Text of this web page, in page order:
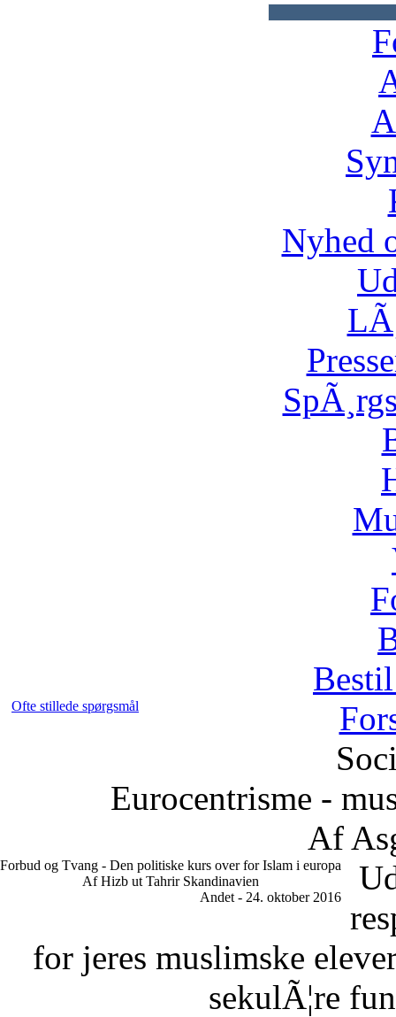
Nyhed
Ofte stillede spørgsmål
Eurocentrisme -
Af
Forbud og Tvang - Den politiske kurs over for Islam i europa
Af Hizb ut Tahrir Skandinavien
Andet - 24. oktober 2016
for jeres muslimske
sekulÃ¦re